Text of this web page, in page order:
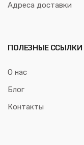
Адреса доставки
ПОЛЕЗНЫЕ ССЫЛКИ
О нас
Блог
Контакты